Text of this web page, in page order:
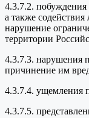
4.3.7.2.
а также
нарушение
территории
4.3.7.3. нарушения
причинение им
4.3.7.4. ущемления
4.3.7.5.